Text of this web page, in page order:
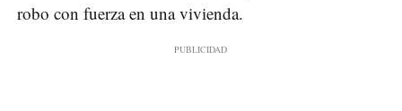
robo con fuerza en una vivienda.